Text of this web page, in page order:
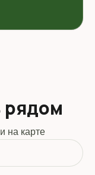
рядом
на карте